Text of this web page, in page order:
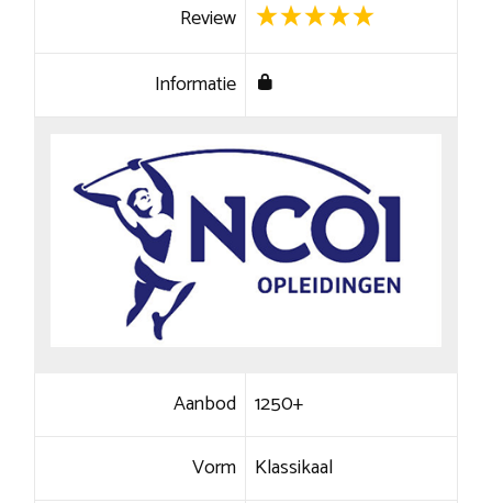
Review
Informatie
Aanbod 1250+
Vorm Klassikaal